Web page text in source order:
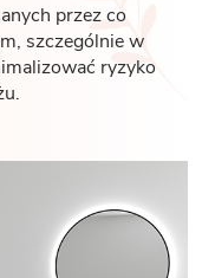
przez co
szczególnie w
ryzyko